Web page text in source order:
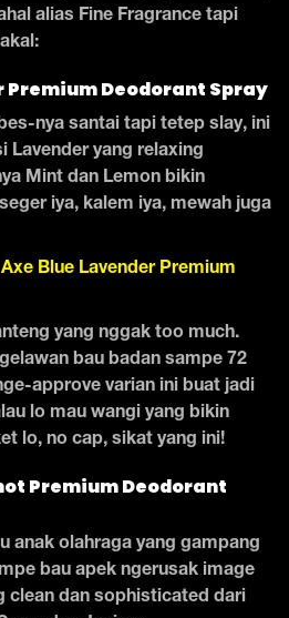
alias Fine Fragrance tapi
Premium Deodorant Spray
nya santai tapi tetep slay, ini
Lavender yang relaxing
Mint dan Lemon bikin
iya, kalem iya, mewah juga
Axe Blue Lavender Premium
yang nggak too much.
bau badan sampe 72
approve varian ini buat jadi
lo mau wangi yang bikin
lo, no cap, sikat yang ini!
Premium Deodorant
anak olahraga yang gampang
bau apek ngerusak image
clean dan sophisticated dari